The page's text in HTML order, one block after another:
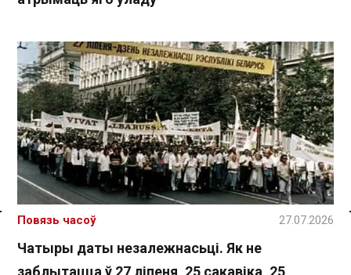
Спасылка без VPN
Чатыры даты незалежнасьці. Як не
заблытацца ў 27 ліпеня, 25 сакавіка, 25
Повязь часоў 27.07.2026